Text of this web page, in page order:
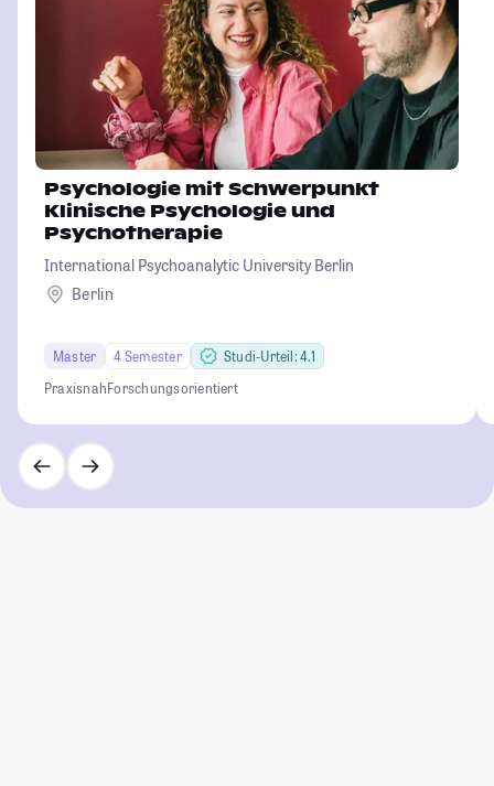
Psychologie mit Schwerpunkt
Klinische Psychologie und
Psychotherapie
International Psychoanalytic University Berlin
Berlin
Master 4 Semester
Studi-Urteil: 4.1
PraxisnahForschungsorientiert